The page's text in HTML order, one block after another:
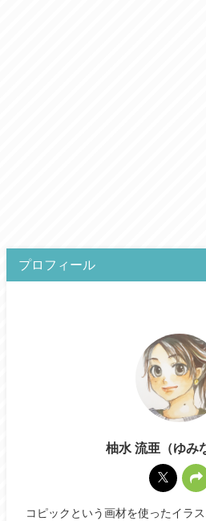
プロフィール
柚水 流亜（ゆみ
コピックという画材を使ったイラ